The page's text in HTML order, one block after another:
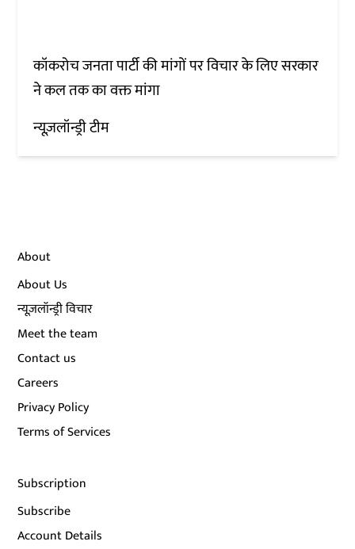
कॉकरोच जनता पार्टी की मांगों पर विचार के लिए सरकार
ने कल तक का वक्त मांगा
न्यूज़लॉन्ड्री टीम
About
About Us
न्यूज़लॉन्ड्री विचार
Meet the team
Contact us
Careers
Privacy Policy
Terms of Services
Subscription
Subscribe
Account Details